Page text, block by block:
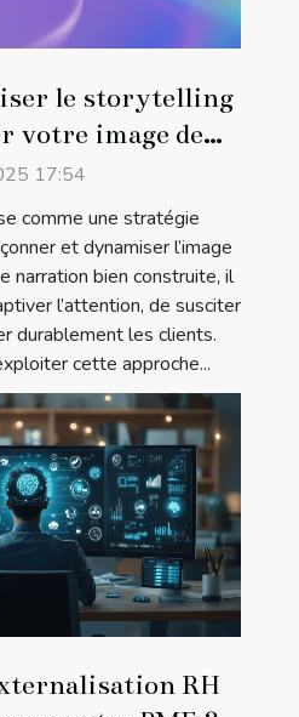
le storytelling
votre image de
?
17:54
comme une stratégie
et dynamiser l’image
narration bien construite, il
l’attention, de susciter
durablement les clients.
cette approche...
RH